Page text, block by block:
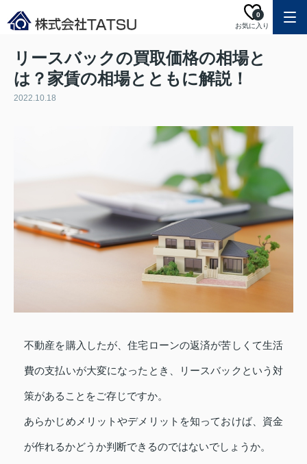
お気に入り
0
リースバックの買取価格の相場と
は？家賃の相場とともに解説！
2022.10.18
不動産を購入したが、住宅ローンの返済が苦しくて生活
費の支払いが大変になったとき、リースバックという対
策があることをご存じですか。
あらかじめメリットやデメリットを知っておけば、資金
が作れるかどうか判断できるのではないでしょうか。